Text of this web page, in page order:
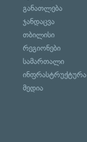
განათლება
ჯანდაცვა
თბილისი
რეგიონები
სამართალი
ინფრასტრუქტურა
მედია